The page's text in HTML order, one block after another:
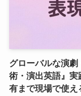
グローバルな演
術・演出英語』
有まで現場で使